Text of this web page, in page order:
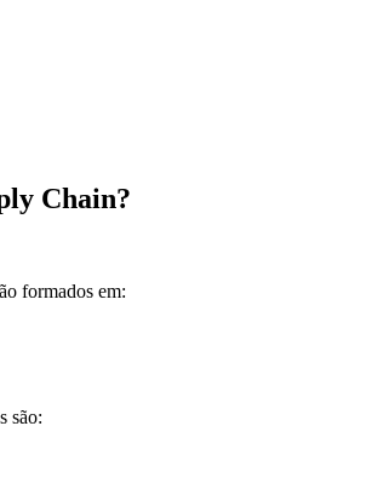
Chain?
formados em:
são: